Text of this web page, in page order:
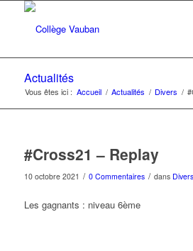
Actualités
Vous êtes ici : Accueil / Actualités / Divers /
#Cross21 – Replay
10 octobre 2021 / 0 Commentaires / dans Divers
Les gagnants : niveau 6ème